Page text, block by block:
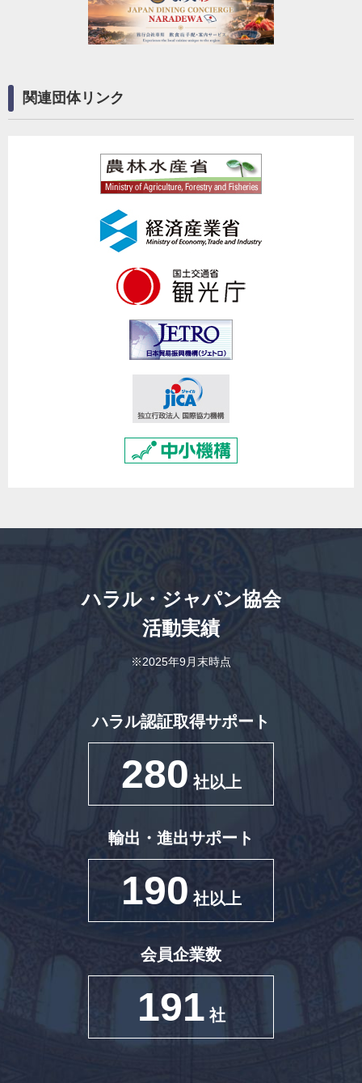
関連団体リンク
ハラル・ジャパン協会
活動実績
※2025年9月末時点
ハラル認証取得サポート
280 社以上
輸出・進出サポート
190 社以上
会員企業数
191 社